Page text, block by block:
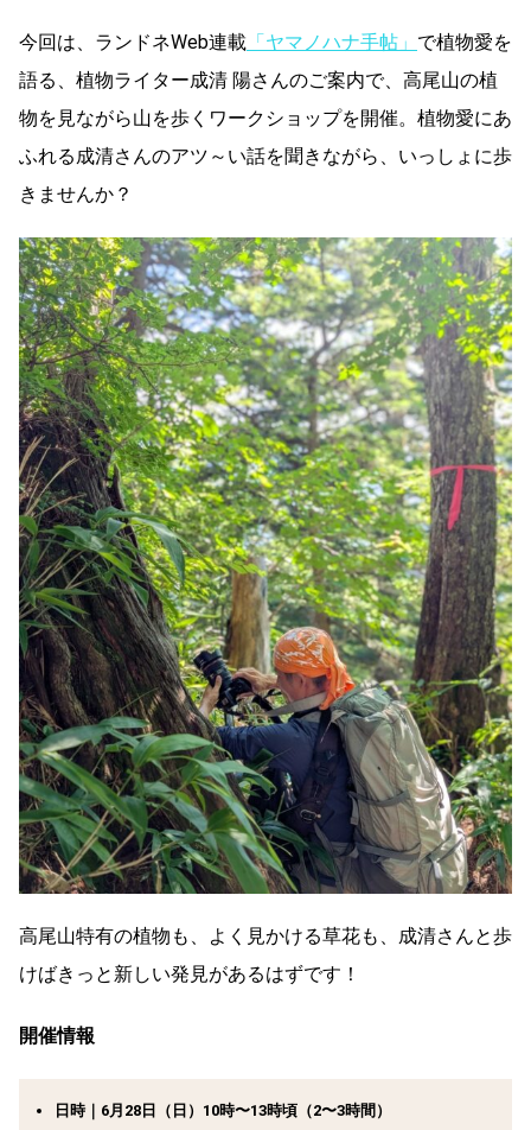
今回は、ランドネWeb連載 「ヤマノハナ手帖」 で植物愛を
語る、 植物ライター成清 陽さんのご案内で、高尾山の植
物を見ながら山を歩くワークショップを開催。植物愛にあ
ふれる成清さんのアツ～い話を聞きながら、いっしょに歩
きませんか？
高尾山特有の植物も、よく見かける草花も、成清さんと歩
けばきっと新しい発見があるはずです！
開催情報
日時｜6月28日（日）10時〜13時頃（2〜3時間）